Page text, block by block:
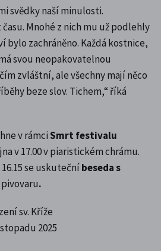
svědky naší minulosti.
Mnohé z nich mu už podlehly
bylo zachráněno. Každá kostnice,
svou neopakovatelnou
zvláštní, ale všechny mají něco
beze slov. Tichem,“ říká
v rámciSmrt festivalu
v 17.00 v piaristickém chrámu.
se uskutečníbeseda s
.
sv. Kříže
2025